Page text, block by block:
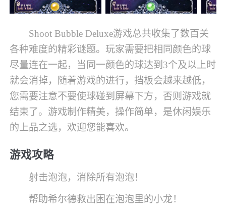
Shoot Bubble Deluxe游戏总共收集了数百关
各种难度的精彩谜题。玩家需要把相同颜色的球
尽量连在一起，当同一颜色的球达到3个及以上时
就会消掉，随着游戏的进行，挡板会越来越低，
您需要注意不要使球碰到屏幕下方，否则游戏就
结束了。游戏制作精美，操作简单，是休闲娱乐
的上品之选，欢迎您能喜欢。
游戏攻略
射击泡泡，消除所有泡泡！
帮助希尔德救出困在泡泡里的小龙！